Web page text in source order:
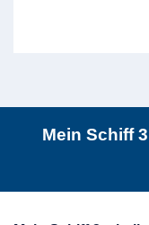
Mein Schiff